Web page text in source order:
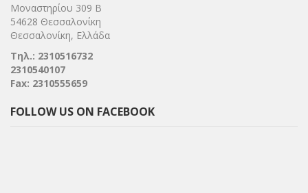
Μοναστηρίου 309 Β
54628 Θεσσαλονίκη
Θεσσαλονίκη, Ελλάδα
Τηλ.: 2310516732
2310540107
Fax: 2310555659
FOLLOW US ON FACEBOOK